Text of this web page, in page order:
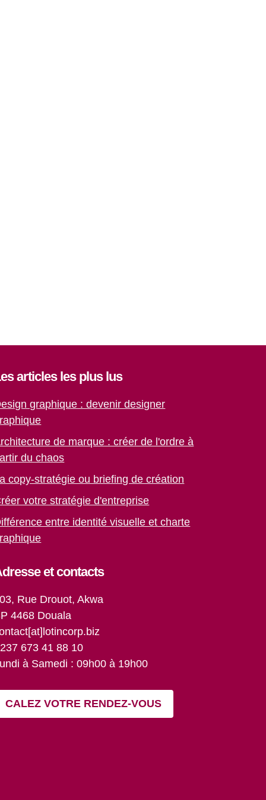
articles les plus lus
graphique : devenir designer
de marque : créer de l'ordre à
du chaos
copy-stratégie ou briefing de création
votre stratégie d'entreprise
entre identité visuelle et charte
et contacts
Rue Drouot, Akwa
4468 Douala
673 41 88 10
à Samedi : 09h00 à 19h00
CALEZ VOTRE RENDEZ-VOUS